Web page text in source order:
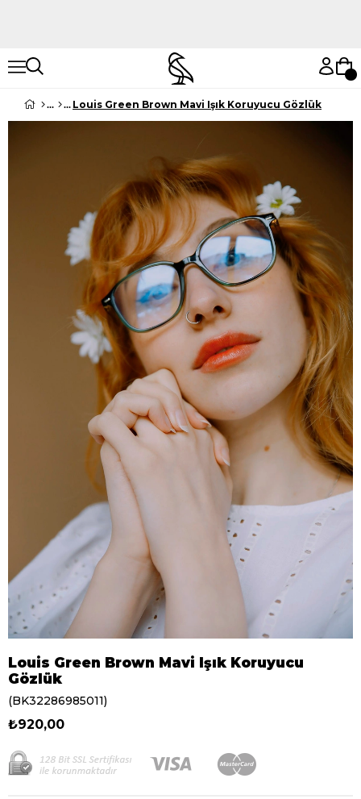
Louis Green Brown Mavi Işık Koruyucu Gözlük
Louis Green Brown Mavi Işık Koruyucu
Gözlük
(BK32286985011)
₺920,00